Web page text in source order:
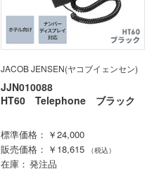
JACOB JENSEN(ヤコブイェンセン)
JJN010088
HT60 Telephone ブラック
標準価格
￥24,000
販売価格
￥18,615 （税込）
在庫
発注品